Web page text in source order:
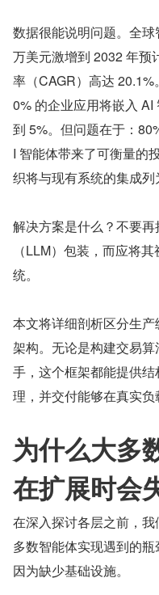
数据很能说明问题。全
万美元激增到 2032 年预
率（CAGR）高达
0% 的企业应用将嵌入
到 5%。但问题在于：
I 智能体带来了可衡量的
织将与现有系统的集成列
解决方案是什么？不要
（LLM）包装，而应将
统。
本文将详细剖析区分生
架构。无论是构建交易
手，这个框架都能提供
理，并交付能够在真实负
为什么大多
在扩展时会
在深入探讨各层之前，
多数智能体实现遇到的
因为缺少基础设施。